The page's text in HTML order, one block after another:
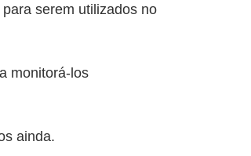
serem utilizados no
monitorá-los
ainda.